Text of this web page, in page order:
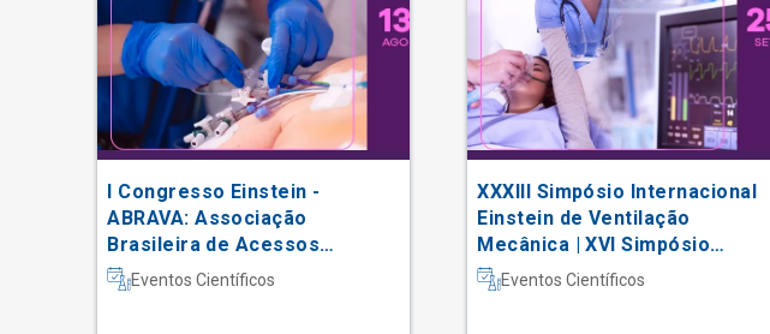
I Congresso Einstein -
ABRAVA: Associação
Brasileira de Acessos
Vasculares
Eventos Científicos
XXXIII Simpósio Internacional
Einstein de Ventilação
Mecânica | XVI Simpósio
Internacional Einstein de
Fisioterapia em Terapia
Eventos Científicos